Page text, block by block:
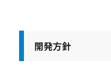
開発方針